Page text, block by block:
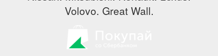
Volovo. Great Wall.